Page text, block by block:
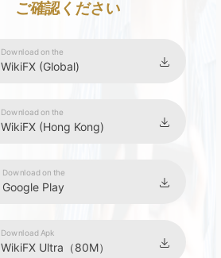
ご確認ください
Download on the
WikiFX (Global)
Download on the
WikiFX (Hong Kong)
Download on the
Google Play
Download Apk
WikiFX Ultra（80M）